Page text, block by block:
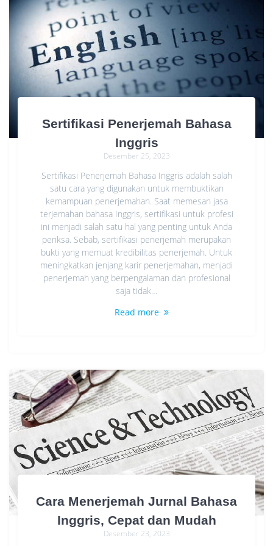
Sertifikasi Penerjemah Bahasa
Inggris
Desember 25, 2023
Sertifikasi Penerjemah Bahasa Inggris adalah salah
satu cara yang digunakan untuk membuktikan
kemampuan penerjemahan. Saat memesan jasa
terjemahan bahasa Inggris, sertifikasi untuk profesi
ini menjadi salah satu hal yang penting untuk Anda
periksa. Sebab, sertifikasi penerjemah merupakan
bukti yang memuat kredibilitas penerjemah. Untuk
meningkatkan jenjang karir penerjemahan, menjadi
penerjemah yang berpengalaman dan profesional
saja tidak…
Read more
Cara Menerjemah Jurnal Bahasa
Inggris, Cepat dan Mudah
Desember 23, 2023